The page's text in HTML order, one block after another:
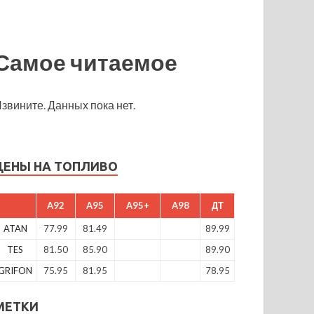
читаемое
Данных пока нет.
НА ТОПЛИВО
A92 A95 A95+ A98 ДТ
ATAN 77.99 81.49
89.99
TES
81.50 85.90
89.90
75.95 81.95 78.95